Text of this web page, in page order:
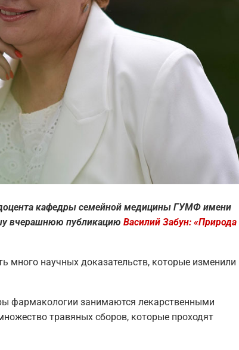
кафедры семейной медицины ГУМФ имени
вчерашнюю публикацию Василий Забун: «Природа
много научных доказательств, которые изменили
фармакологии занимаются лекарственными
травяных сборов, которые проходят